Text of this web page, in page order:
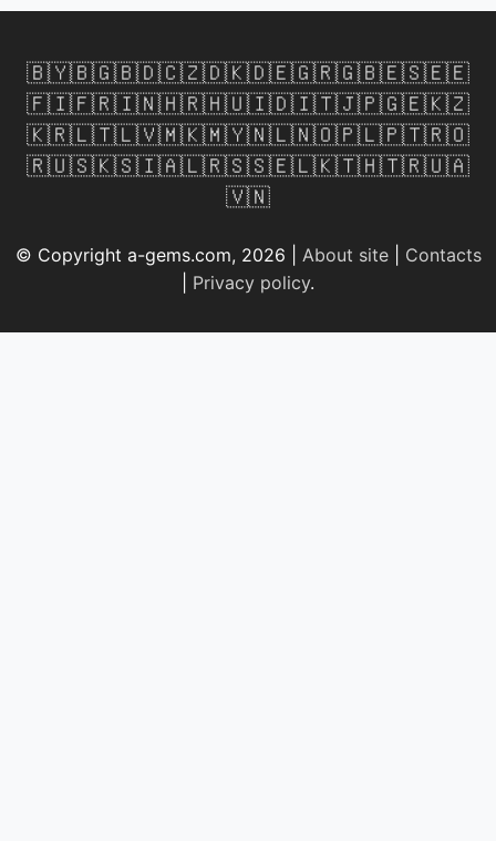
🇧🇾🇧🇬🇧🇩🇨🇿🇩🇰🇩🇪🇬🇷🇬🇧🇪🇸🇪🇪
🇫🇮🇫🇷🇮🇳🇭🇷🇭🇺🇮🇩🇮🇹🇯🇵🇬🇪🇰🇿
🇰🇷🇱🇹🇱🇻🇲🇰🇲🇾🇳🇱🇳🇴🇵🇱🇵🇹🇷🇴
🇷🇺🇸🇰🇸🇮🇦🇱🇷🇸🇸🇪🇱🇰🇹🇭🇹🇷🇺🇦
🇻🇳
© Copyright a-gems.com, 2026 | About site| Contacts
Privacy policy.